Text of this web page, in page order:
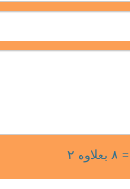
= ۸ بعلاوه ۲